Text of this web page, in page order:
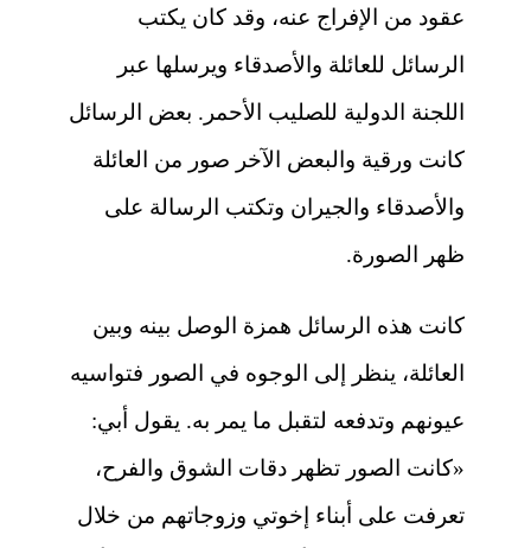
عقود من الإفراج عنه، وقد كان يكتب
الرسائل للعائلة والأصدقاء ويرسلها عبر
اللجنة الدولية للصليب الأحمر . بعض الرسائل
كانت ورقية والبعض الآخر صور من العائلة
والأصدقاء والجيران وتكتب الرسالة على
ظهر الصورة.
كانت هذه الرسائل همزة الوصل بينه وبين
العائلة، ينظر إلى الوجوه في الصور فتواسيه
عيونهم وتدفعه لتقبل ما يمر به. يقول أبي:
«كانت الصور تظهر دقات الشوق والفرح،
تعرفت على أبناء إخوتي وزوجاتهم من خلال